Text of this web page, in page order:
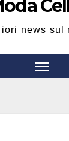
news sul